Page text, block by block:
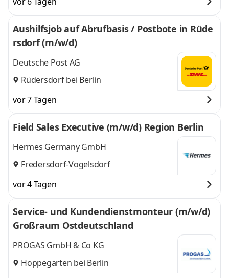
Aushilfsjob auf Abrufbasis / Postbote in Rüde
rsdorf (m/w/d)
Deutsche Post AG
Rüdersdorf bei Berlin
vor 7 Tagen
Field Sales Executive (m/w/d) Region Berlin
Hermes Germany GmbH
Fredersdorf-Vogelsdorf
vor 4 Tagen
Service- und Kundendienstmonteur (m/w/d)
Großraum Ostdeutschland
PROGAS GmbH & Co KG
Hoppegarten bei Berlin